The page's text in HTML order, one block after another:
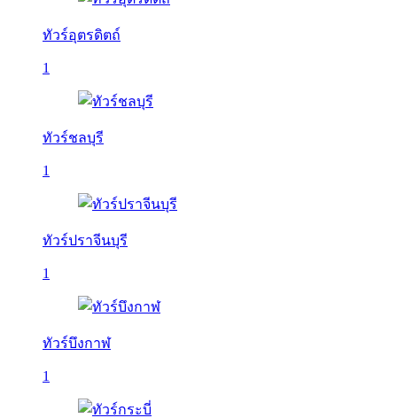
ทัวร์อุตรดิตถ์
1
ทัวร์ชลบุรี
1
ทัวร์ปราจีนบุรี
1
ทัวร์บึงกาฬ
1